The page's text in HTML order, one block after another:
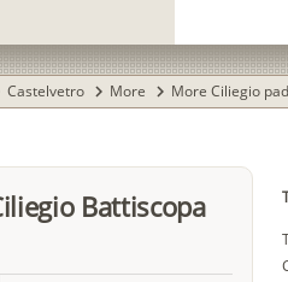
Castelvetro chevron_right More chevron_right More Ciliegio
Battiscopa